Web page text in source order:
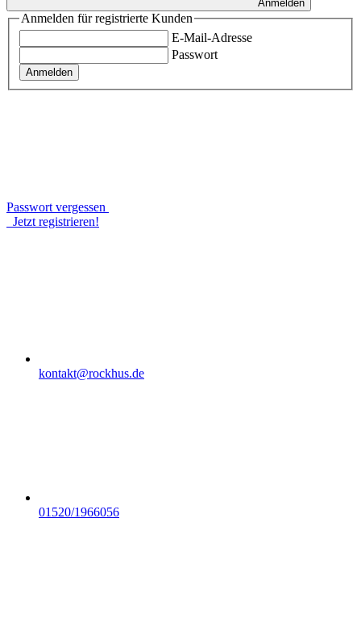
Anmelden
Anmelden für registrierte Kunden
E-Mail-Adresse
Passwort
Anmelden
Passwort vergessen
Jetzt registrieren!
kontakt@rockhus.de
01520/1966056